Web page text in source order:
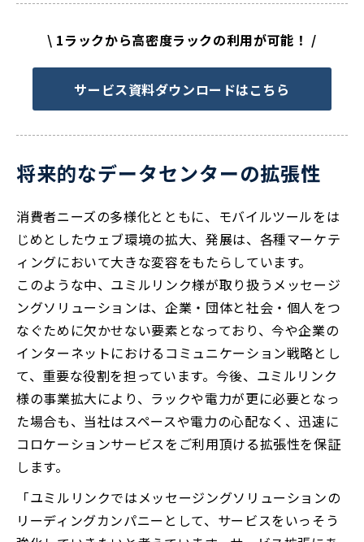
\ 1ラックから高密度ラックの利用が可能！ /
サービス資料ダウンロードはこちら
将来的なデータセンターの拡張性
消費者ニーズの多様化とともに、モバイルツールをは
じめとしたウェブ環境の拡大、発展は、各種マーケテ
ィングにおいて大きな変容をもたらしています。
このような中、ユミルリンク様が取り扱うメッセージ
ングソリューションは、企業・団体と社会・個人をつ
なぐために欠かせない要素となっており、今や企業の
インターネットにおけるコミュニケーション戦略とし
て、重要な役割を担っています。今後、ユミルリンク
様の事業拡大により、ラックや電力が更に必要となっ
た場合も、当社はスペースや電力の心配なく、迅速に
コロケーションサービスをご利用頂ける拡張性を保証
します。
「ユミルリンクではメッセージングソリューションの
リーディングカンパニーとして、サービスをいっそう